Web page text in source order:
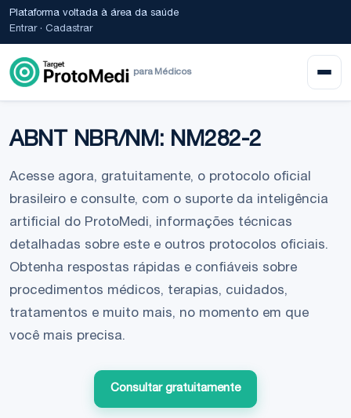
Plataforma voltada à área da saúde
Entrar· Cadastrar
para Médicos
ABNT NBR/NM: NM282-2
Acesse agora, gratuitamente, o protocolo oficial
brasileiro e consulte, com o suporte da inteligência
artificial do ProtoMedi, informações técnicas
detalhadas sobre este e outros protocolos oficiais.
Obtenha respostas rápidas e confiáveis sobre
procedimentos médicos, terapias, cuidados,
tratamentos e muito mais, no momento em que
você mais precisa.
Consultar gratuitamente